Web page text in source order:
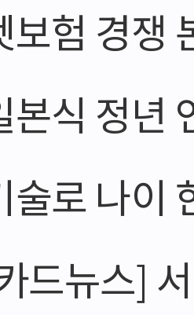
보험 경쟁
본식 정년
술로 나이
드뉴스] 서울아